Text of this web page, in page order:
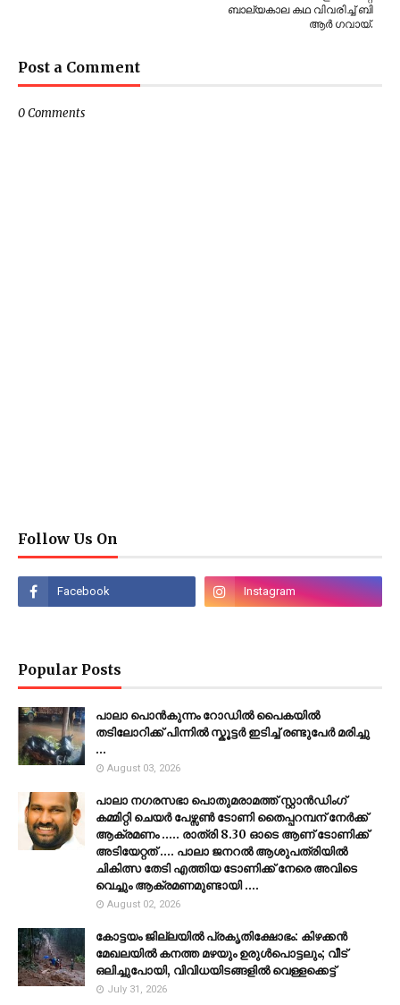
ബാല്യകാല കഥ വിവരിച്ച് ബി
ആര്‍ ഗവായ്.
Post a Comment
0 Comments
Follow Us On
Popular Posts
പാലാ പൊൻകുന്നം റോഡിൽ പൈകയിൽ
തടിലോറിക്ക് പിന്നിൽ സ്കൂട്ടർ ഇടിച്ച് രണ്ടുപേർ മരിച്ചു
...
August 03, 2026
പാലാ നഗരസഭാ പൊതുമരാമത്ത് സ്റ്റാൻഡിംഗ്
കമ്മിറ്റി ചെയർ പേഴ്സൺ ടോണി തൈപ്പറമ്പന് നേർക്ക്
ആക്രമണം ..... രാത്രി 8.30 ഓടെ ആണ് ടോണിക്ക്
അടിയേറ്റത് .... പാലാ ജനറൽ ആശുപത്രിയിൽ
ചികിത്സ തേടി എത്തിയ ടോണിക്ക് നേരെ അവിടെ
വെച്ചും ആക്രമണമുണ്ടായി ....
August 02, 2026
കോട്ടയം ജില്ലയില്‍ പ്രകൃതിക്ഷോഭം: കിഴക്കന്‍
മേഖലയില്‍ കനത്ത മഴയും ഉരുള്‍പൊട്ടലും; വീട്
ഒലിച്ചുപോയി, വിവിധയിടങ്ങളില്‍ വെള്ളക്കെട്ട്
July 31, 2026